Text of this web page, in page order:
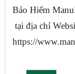
Bảo Hiểm
tại địa chỉ
https://